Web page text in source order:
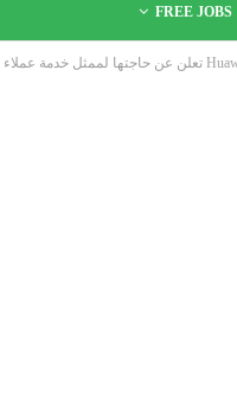
FREE JOBS